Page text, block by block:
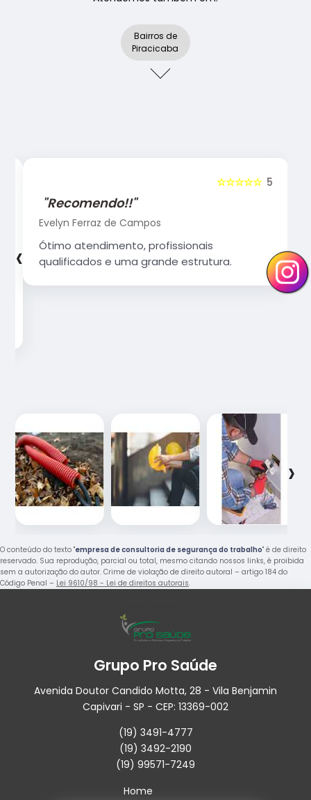
Bairros de
Piracicaba
5
☆☆☆☆☆
"Recomendo!!"
Evelyn Ferraz de Campos
Ótimo atendimento, profissionais
qualificados e uma grande estrutura.
‹ ›
‹ ›
O conteúdo do texto "empresa de consultoria de segurança do trabalho" é de direito
reservado. Sua reprodução, parcial ou total, mesmo citando nossos links, é proibida
sem a autorização do autor. Crime de violação de direito autoral – artigo 184 do
Código Penal – Lei 9610/98 - Lei de direitos autorais.
Grupo Pro Saúde
Avenida Doutor Candido Motta, 28 - Vila Benjamin
Capivari - SP - CEP: 13369-002
(19) 3491-4777
(19) 3492-2190
(19) 99571-7249
Home